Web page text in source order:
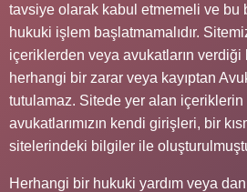
tavsiye olarak kabul etmemeli ve bu
hukuki işlem başlatmamalıdır.
içeriklerden veya avukatların
herhangi bir zarar veya kayıptan
tutulamaz. Sitede yer alan içeriklerin
avukatlarımızın kendi girişleri, bir
sitelerindeki bilgiler ile
Herhangi bir hukuki yardım veya